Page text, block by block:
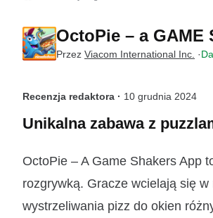
OctoPie – a GAME
Przez Viacom International Inc.
Recenzja redaktora · 10 grudnia 2024
Unikalna zabawa z
OctoPie – A Game Shakers App
rozgrywką. Gracze wcielają się
wystrzeliwania pizz do okien